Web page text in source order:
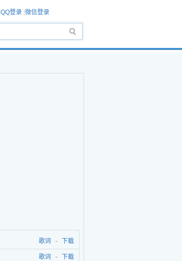
QQ登录 微信登录
歌词 - 下载
歌词 - 下载